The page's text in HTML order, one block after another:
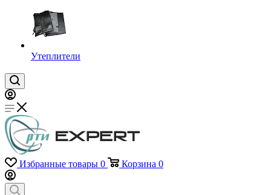
Утеплители
Избранные товары 0 Корзина 0